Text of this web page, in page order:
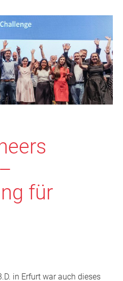
für
in Erfurt war auch dieses